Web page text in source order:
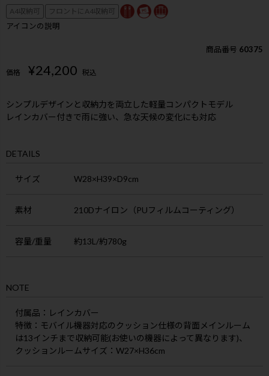
A4収納可
フロントにA4収納可
アイコンの説明
商品番号 60375
価格 ¥24,200 税込
シンプルデザインと収納力を両立した軽量コンパクトモデル
レインカバー付きで雨に強い、急な天候の変化にも対応
DETAILS
サイズ W28×H39×D9cm
素材 210Dナイロン（PUフィルムコーティング）
容量/重量 約13L/約780g
NOTE
付属品：レインカバー
特徴：モバイル機器対応のクッション仕様の背面メインルーム
は13インチまで収納可能(お使いの機器によって異なります)、
クッションルームサイズ：W27×H36cm